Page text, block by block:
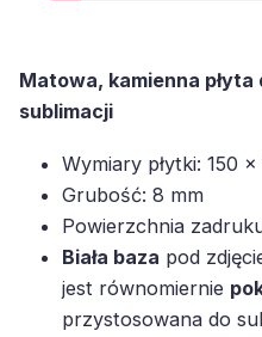
Matowa, kamienna
sublimacji
Wymiary płytki: 150 x
Grubość: 8 mm
Powierzchnia
Biała baza pod
jest równomiernie
przystosowana do